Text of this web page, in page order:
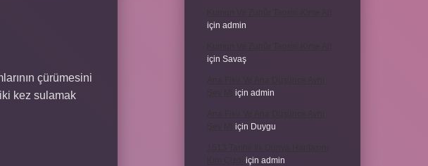
çürümesini
kez sulamak
için admin
için Savaş
için admin
için Duygu
için admin